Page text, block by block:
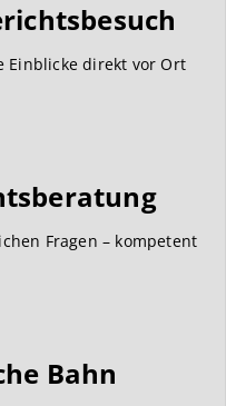
Einblicke direkt vor Ort
Fragen – kompetent
Bahn